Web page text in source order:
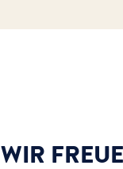
WIR